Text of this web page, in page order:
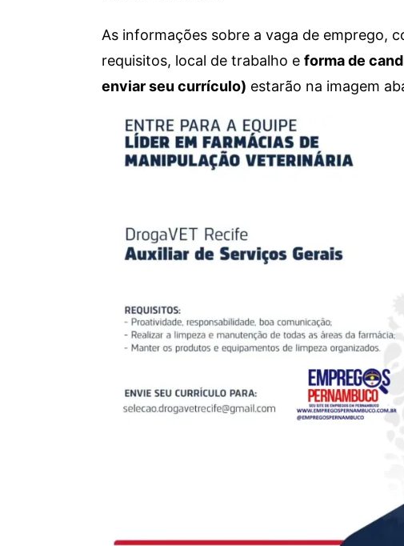
As informações sobre a vaga de emprego,
requisitos, local de trabalho e forma de
enviar seu currículo) estarão na imagem